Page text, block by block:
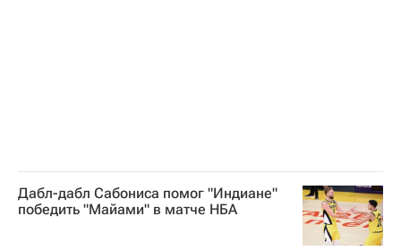
Дабл-дабл Сабониса помог "Индиане"
победить "Майами" в матче НБА